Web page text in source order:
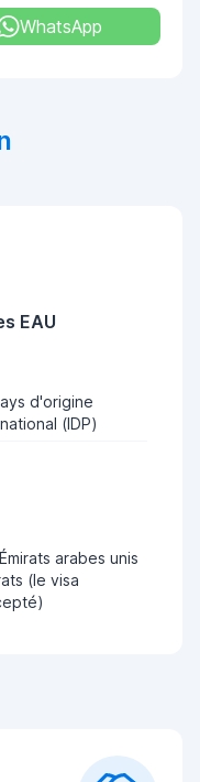
WhatsApp
EAU
d'origine
(IDP)
arabes unis
(le visa